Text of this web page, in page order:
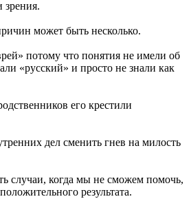
зрения.
может быть несколько.
потому что понятия не имели об
«русский» и просто не знали как
его крестили
дел сменить гнев на милость
случаи, когда мы не сможем помочь,
результата.